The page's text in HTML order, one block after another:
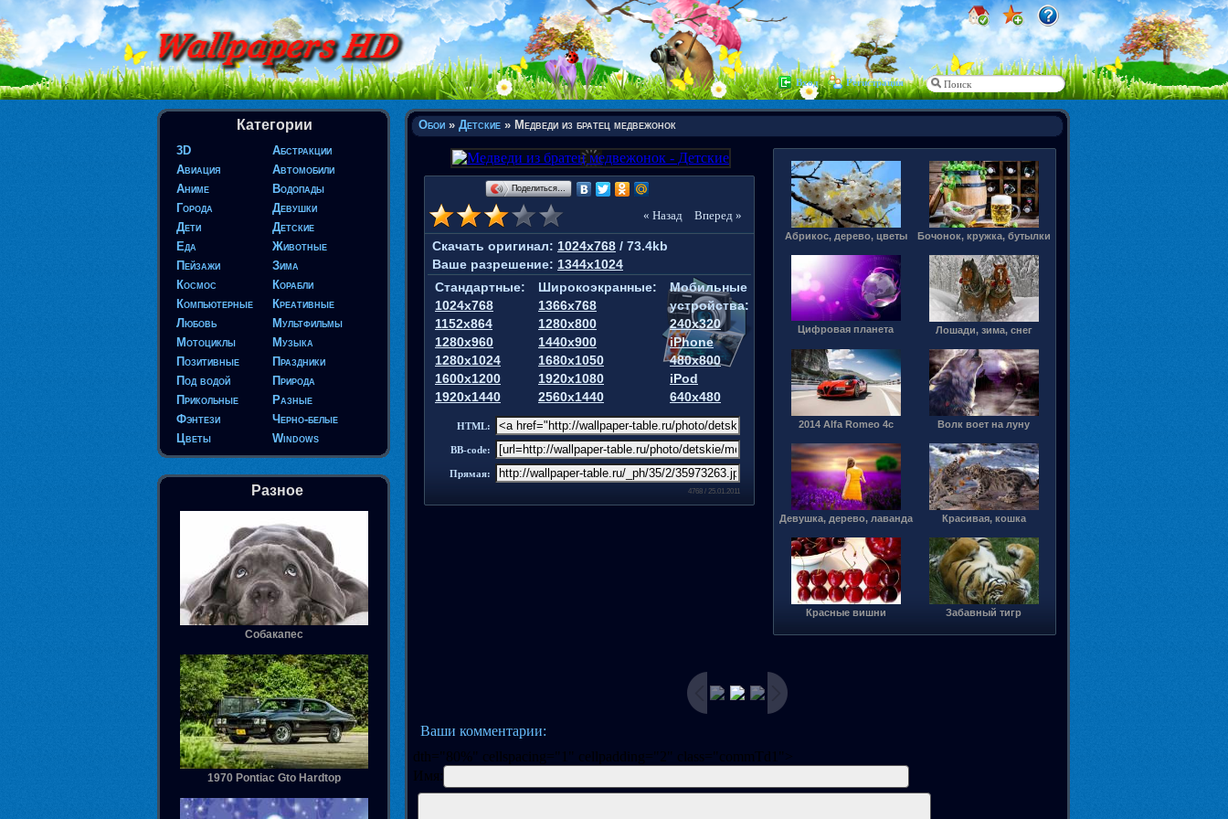
Вход Регистрация
Категории
3D
Абстракции
Авиация
Автомобили
Аниме
Водопады
Города
Девушки
Дети
Детские
Еда
Животные
Пейзажи
Зима
Космос
Корабли
Компьютерные
Креативные
Любовь
Мультфильмы
Мотоциклы
Музыка
Позитивные
Праздники
Под водой
Природа
Прикольные
Разные
Фэнтези
Черно-белые
Цветы
Windows
Разное
Собакапес
1970 Pontiac Gto Hardtop
Обои » Детские » Медведи из братец медвежонок
Поделиться…
« Назад Вперед »
Скачать оригинал: 1024x768 / 73.4kb
Ваше разрешение: 1344x1024
Стандартные:
1024x768
1152x864
1280x960
1280x1024
1600x1200
1920x1440
Широкоэкранные:
1366x768
1280x800
1440x900
1680x1050
1920x1080
2560x1440
Мобильные
устройства:
240x320
iPhone
480x800
iPod
640x480
HTML:
BB-code:
Прямая:
4768 / 25.01.2011
Абрикос, дерево, цветы Бочонок, кружка, бутылки
Цифровая планета Лошади, зима, снег
2014 Alfa Romeo 4c Волк воет на луну
Девушка, дерево, лаванда Красивая, кошка
Красные вишни Забавный тигр
Ваши комментарии:
dth="80%" cellspacing="1" cellpadding="2" class="commTd1">
Имя: